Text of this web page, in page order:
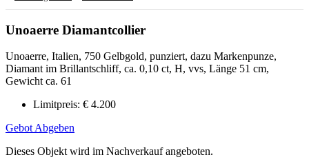
Unoaerre Diamantcollier
Unoaerre, Italien, 750 Gelbgold, punziert, dazu Markenpunze,
Diamant im Brillantschliff, ca. 0,10 ct, H, vvs, Länge 51 cm,
Gewicht ca. 61
Limitpreis: € 4.200
Gebot Abgeben
Dieses Objekt wird im Nachverkauf angeboten.